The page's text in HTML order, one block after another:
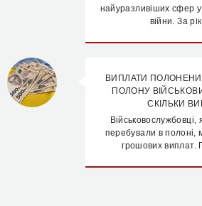
найуразливіших сфер
війни. За
ВИПЛАТИ
ПОЛОНУ
СКІЛЬКИ
перебували в полоні,
грошових виплат.